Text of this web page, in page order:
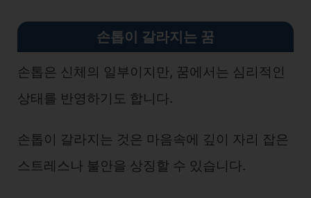
손톱이 갈라지는 꿈
손톱은 신체의 일부이지만, 꿈에서는 심리적인
상태를 반영하기도 합니다.
손톱이 갈라지는 것은 마음속에 깊이 자리 잡은
스트레스나 불안을 상징할 수 있습니다.